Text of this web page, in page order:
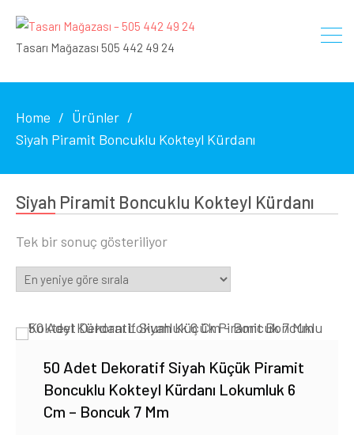
Tasarı Mağazası 505 442 49 24
Home
Ürünler
Siyah Piramit Boncuklu Kokteyl Kürdanı
Siyah Piramit Boncuklu Kokteyl Kürdanı
Tek bir sonuç gösteriliyor
50 Adet Dekoratif Siyah Küçük Piramit
Boncuklu Kokteyl Kürdanı Lokumluk 6
Cm – Boncuk 7 Mm